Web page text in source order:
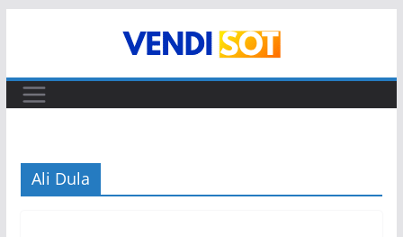
Ali Dula